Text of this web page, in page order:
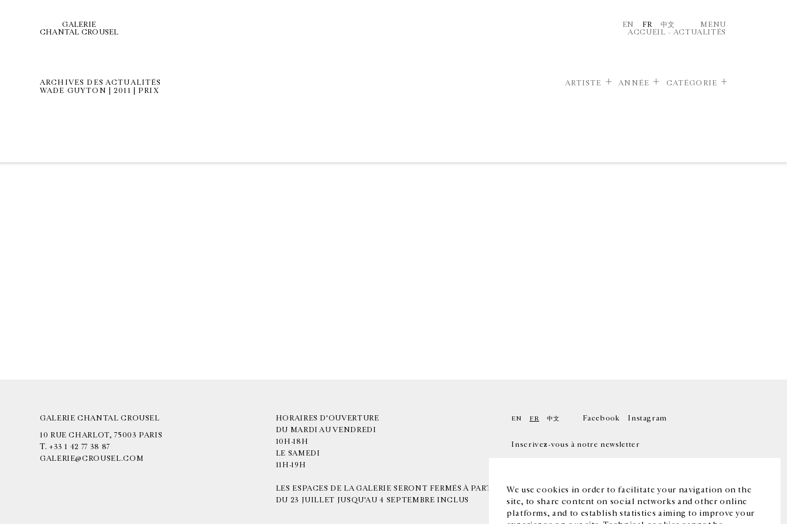
We use cookies in order to facilitate your navigation on the
site, to share content on social networks and other online
platforms, and to establish statistics aiming to improve your
GALERIE
CHANTAL CROUSEL
EN FR 中文
MENU
ACCUEIL – ACTUALITÉS
ARCHIVES DES ACTUALITÉS
WADE GUYTON | 2011 | PRIX
ARTISTE ANNÉE CATÉGORIE
GALERIE CHANTAL CROUSEL
10 RUE CHARLOT, 75003 PARIS
T. +33 1 42 77 38 87
GALERIE@CROUSEL.COM
HORAIRES D'OUVERTURE
DU MARDI AU VENDREDI
10H-18H
LE SAMEDI
11H-19H
LES ESPACES DE LA GALERIE SERONT FERMÉS À PARTIR
DU 23 JUILLET JUSQU'AU 4 SEPTEMBRE INCLUS
EN FR 中文 Facebook Instagram
Inscrivez-vous à notre newsletter